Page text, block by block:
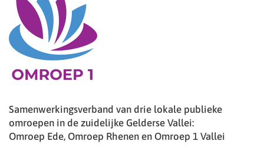
Samenwerkingsverband van drie lokale publieke
omroepen in de zuidelijke Gelderse Vallei:
Omroep Ede, Omroep Rhenen en Omroep 1 Vallei